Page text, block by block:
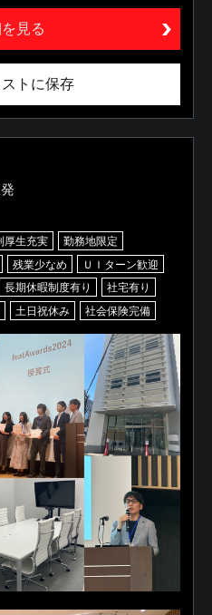
見る
トに保存
厚生充実
勤務地限定
残業少なめ
ＵＩターン歓迎
長期休暇制度有り
社宅有り
土日祝休み 社会保険完備